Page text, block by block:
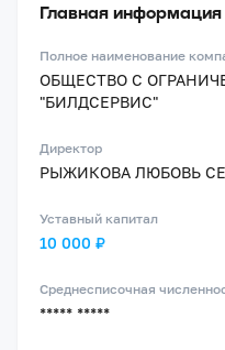
Главная информация
Полное наименование
ОБЩЕСТВО С
"БИЛДСЕРВИС"
Директор
РЫЖИКОВА ЛЮБОВЬ
Уставный капитал
10 000 ₽
Среднесписочная
***** *****